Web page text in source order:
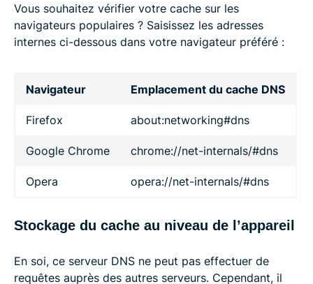
Vous souhaitez vérifier votre cache sur les
navigateurs populaires ? Saisissez les adresses
internes ci-dessous dans votre navigateur préféré :
Navigateur Emplacement du cache DNS
Firefox about:networking#dns
Google Chrome chrome://net-internals/#dns
Opera opera://net-internals/#dns
Stockage du cache au niveau de l’appareil
En soi, ce serveur DNS ne peut pas effectuer de
requêtes auprès des autres serveurs. Cependant, il